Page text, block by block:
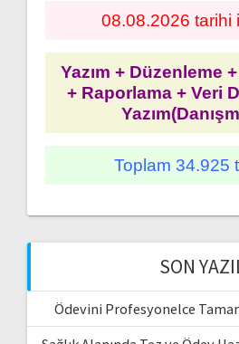
08.08.2026 tarihi
Yazım + Düzenleme
+ Raporlama + Veri
Toplam 34.925
SON
Ödevini Profesyonelce